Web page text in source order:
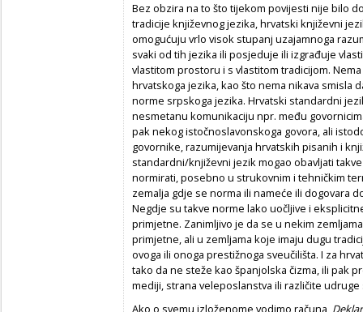
Bez obzira na to što tijekom povijesti nije bilo
tradicije književnog jezika, hrvatski književni
omogućuju vrlo visok stupanj uzajamnoga
svaki od tih jezika ili posjeduje ili izgrađuje
vlastitom prostoru i s vlastitom tradicijom.
hrvatskoga jezika, kao što nema nikava smisla
norme srpskoga jezika. Hrvatski standardni
nesmetanu komunikaciju npr. među
pak nekog istočnoslavonskoga govora, ali
govornike, razumijevanja hrvatskih pisanih i
standardni/književni jezik mogao obavljati
normirati, posebno u strukovnim i tehničkim
zemalja gdje se norma ili nameće ili dogovara
Negdje su takve norme lako uočljive i
primjetne. Zanimljivo je da se u nekim
primjetne, ali u zemljama koje imaju dugu
ovoga ili onoga prestižnoga sveučilišta. I za
tako da ne steže kao španjolska čizma, ili pak
mediji, strana veleposlanstva ili različite
Ako o svemu izloženome vodimo računa,